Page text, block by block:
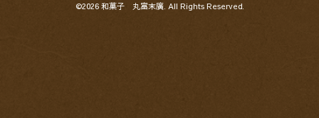
©2026 和菓子 丸富末廣. All Rights Reserved.